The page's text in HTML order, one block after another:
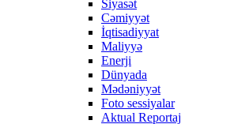
Siyasət
Cəmiyyət
İqtisadiyyat
Maliyyə
Enerji
Dünyada
Mədəniyyət
Foto sessiyalar
Aktual Reportaj